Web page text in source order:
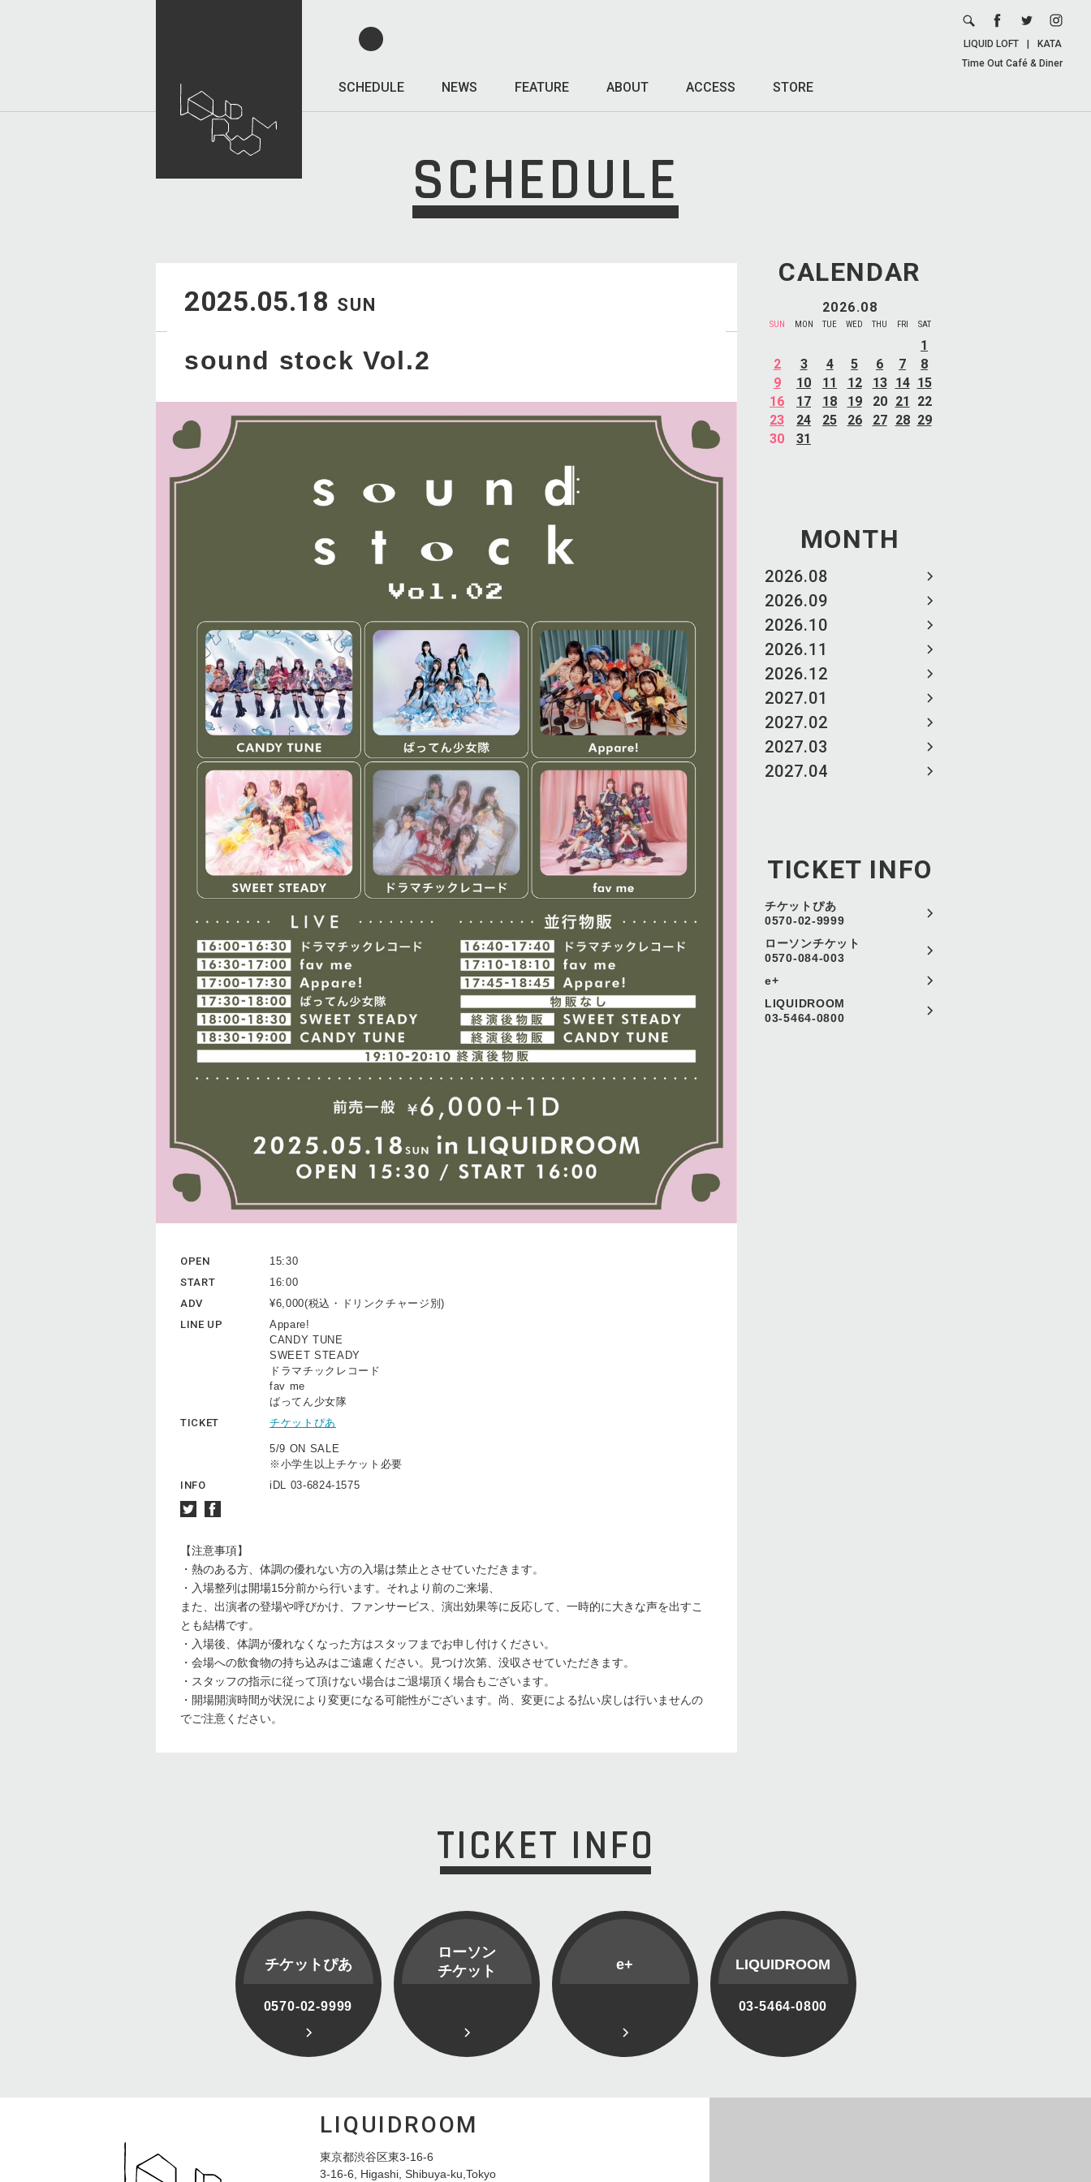
SCHEDULE NEWS FEATURE ABOUT ACCESS STORE
LIQUID LOFT
KATA
Time Out Café & Diner
SCHEDULE
CALENDAR
2026.08
SUN MON TUE WED THU FRI SAT
1
2
3 4 5 6 7
8
9
10 11 12 13 14 15
16
17 18 19 20 21
22
23
24 25 26 27 28 29
30
31
MONTH
2026.08
2026.09
2026.10
2026.11
2026.12
2027.01
2027.02
2027.03
2027.04
TICKET INFO
チケットぴあ
0570-02-9999
ローソンチケット
0570-084-003
e+
LIQUIDROOM
03-5464-0800
2025.05.18 SUN
sound stock Vol.2
OPEN
15:30
START
16:00
ADV
¥6,000(税込・ドリンクチャージ別)
LINE UP
Appare!
CANDY TUNE
SWEET STEADY
ドラマチックレコード
fav me
ばってん少女隊
TICKET
チケットぴあ
5/9 ON SALE
※小学生以上チケット必要
INFO
iDL 03-6824-1575
【注意事項】
・熱のある方、体調の優れない方の入場は禁止とさせていただきます。
・入場整列は開場15分前から行います。それより前のご来場、
また、出演者の登場や呼びかけ、ファンサービス、演出効果等に反応して、一時的に大きな声を出すこ
とも結構です。
・入場後、体調が優れなくなった方はスタッフまでお申し付けください。
・会場への飲食物の持ち込みはご遠慮ください。見つけ次第、没収させていただきます。
・スタッフの指示に従って頂けない場合はご退場頂く場合もございます。
・開場開演時間が状況により変更になる可能性がございます。尚、変更による払い戻しは行いませんの
でご注意ください。
TICKET INFO
チケットぴあ
0570-02-9999
ローソン
チケット
e+ LIQUIDROOM
03-5464-0800
LIQUIDROOM
東京都渋谷区東3-16-6
3-16-6, Higashi, Shibuya-ku,Tokyo